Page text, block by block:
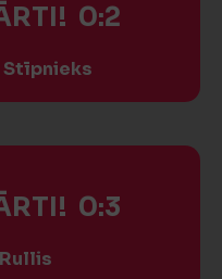
0:2
Stīpnieks
0:3